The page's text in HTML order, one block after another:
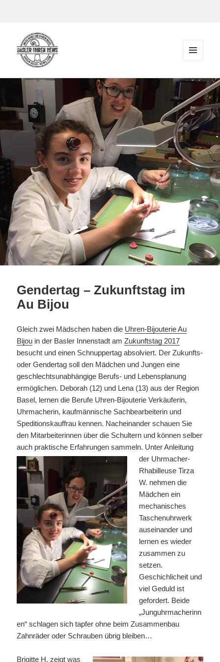
Der Blog rund um Uhren in BaselWIDGETS
Gendertag – Zukunftstag im
Au Bijou
Gleich zwei Mädschen haben die Uhren-Bijouterie Au
Bijou in der Basler Innenstadt amZukunftstag 2017
besucht und einen Schnuppertag absolviert. Der Zukunfts-
oder Gendertag soll den Mädchen und Jungen eine
geschlechtsunabhängige Berufs- und Lebensplanung
ermöglichen. Deborah (12) und Lena (13) aus der Region
Basel, lernen die Berufe Uhren-Bijouterie Verkäuferin,
Uhrmacherin, kaufmännische Sachbearbeiterin und
Speditionskauffrau kennen. Nacheinander schauen Sie
den Mitarbeiterinnen über die Schultern und können selber
auch praktische Erfahrungen sammeln. Unter Anleitung
der Uhrmacher-
Rhabilleuse Tirza
W. nehmen die
Mädchen ein
mechanisches
Taschenuhrwerk
auseinander und
lernen es wieder
zusammen zu
setzen.
Geschichlicheit und
viel Geduld ist
gefordert. Beide
„Junguhrmacherinn
en“ schlagen sich tapfer ohne beim Zusammenbau
Zahnräder oder Schrauben übrig bleiben…
Brigitte H. zeigt was